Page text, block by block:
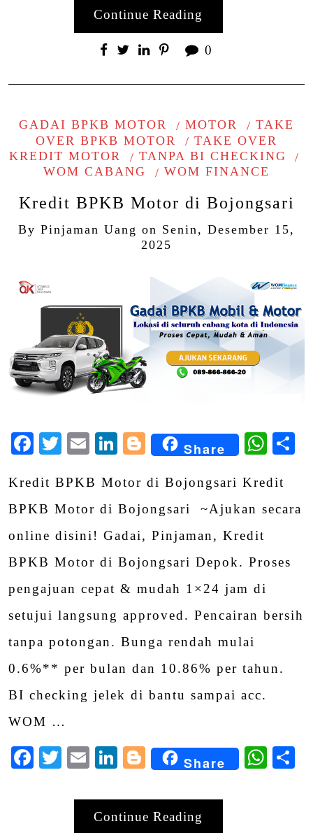
Continue Reading
0
GADAI BPKB MOTOR MOTOR
TAKE
OVER BPKB MOTOR
TAKE OVER
KREDIT MOTOR
TANPA BI CHECKING
WOM CABANG
WOM FINANCE
Kredit BPKB Motor di Bojongsari
By Pinjaman Uang on Senin, Desember 15,
2025
Facebook
Twitter
EmailLinkedIn
Blogger
Share
Kredit BPKB Motor di Bojongsari Kredit
BPKB Motor di Bojongsari ~Ajukan secara
online disini! Gadai, Pinjaman, Kredit
BPKB Motor di Bojongsari Depok. Proses
pengajuan cepat & mudah 1×24 jam di
setujui langsung approved. Pencairan bersih
tanpa potongan. Bunga rendah mulai
0.6%** per bulan dan 10.86% per tahun.
BI checking jelek di bantu sampai acc.
WOM …
Facebook
Twitter
EmailLinkedIn
Blogger
Share
Continue Reading